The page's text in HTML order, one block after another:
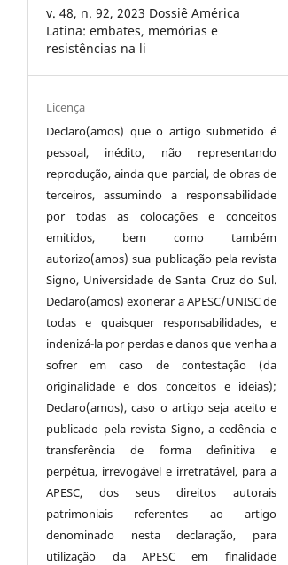
v. 48, n. 92, 2023 Dossiê América
Latina: embates, memórias e
resistências na li
Licença
Declaro(amos) que o artigo submetido é
pessoal, inédito, não representando
reprodução, ainda que parcial, de obras de
terceiros, assumindo a responsabilidade
por todas as colocações e conceitos
emitidos, bem como também
autorizo(amos) sua publicação pela revista
Signo, Universidade de Santa Cruz do Sul.
Declaro(amos) exonerar a APESC/UNISC de
todas e quaisquer responsabilidades, e
indenizá-la por perdas e danos que venha a
sofrer em caso de contestação (da
originalidade e dos conceitos e ideias);
Declaro(amos), caso o artigo seja aceito e
publicado pela revista Signo, a cedência e
transferência de forma definitiva e
perpétua, irrevogável e irretratável, para a
APESC, dos seus direitos autorais
patrimoniais referentes ao artigo
denominado nesta declaração, para
utilização da APESC em finalidade